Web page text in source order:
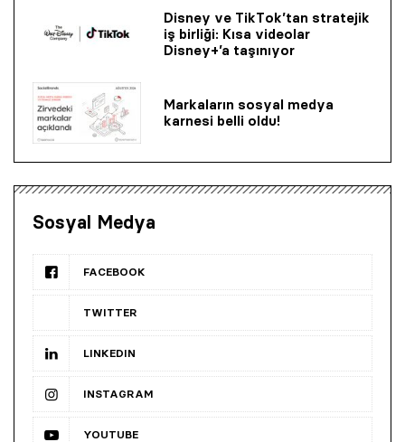
Disney ve TikTok’tan stratejik
iş birliği: Kısa videolar
Disney+’a taşınıyor
Markaların sosyal medya
karnesi belli oldu!
Sosyal Medya
FACEBOOK
TWITTER
LINKEDIN
INSTAGRAM
YOUTUBE